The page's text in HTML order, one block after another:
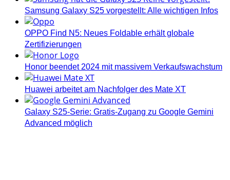
Samsung Galaxy S25 vorgestellt: Alle wichtigen Infos
OPPO Find N5: Neues Foldable erhält globale
Zertifizierungen
Honor beendet 2024 mit massivem Verkaufswachstum
Huawei arbeitet am Nachfolger des Mate XT
Galaxy S25-Serie: Gratis-Zugang zu Google Gemini
Advanced möglich